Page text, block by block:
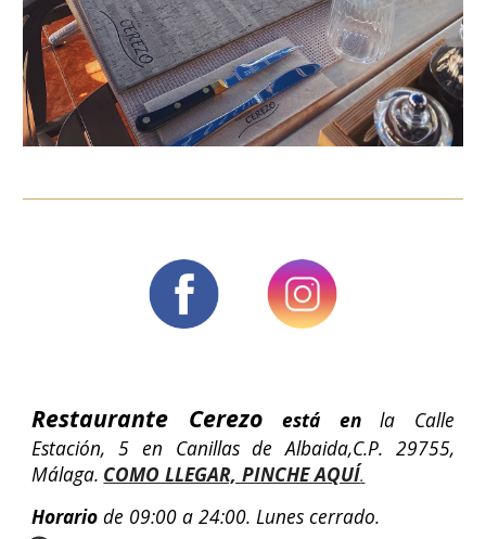
Restaurante Cerezo está enla Calle
Estación, 5 en Canillas de Albaida,C.P. 29755,
Málaga. COMO LLEGAR, PINCHE AQUÍ.
Horariode 09:00 a 24:00. Lunes cerrado.